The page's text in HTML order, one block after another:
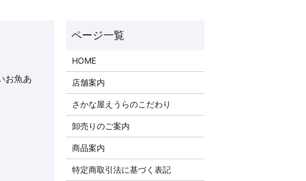
お魚あ
HOME
店舗案内
さかな屋えうらのこだわり
卸売りのご案内
商品案内
特定商取引法に基づく表記